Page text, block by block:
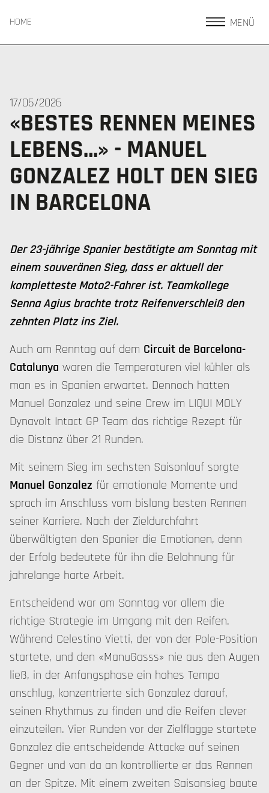
HOME MENÜ
17/05/2026
«BESTES RENNEN MEINES
LEBENS…» - MANUEL
GONZALEZ HOLT DEN SIEG
IN BARCELONA
Der 23-jährige Spanier bestätigte am Sonntag mit
einem souveränen Sieg, dass er aktuell der
kompletteste Moto2-Fahrer ist. Teamkollege
Senna Agius brachte trotz Reifenverschleiß den
zehnten Platz ins Ziel.
Auch am Renntag auf dem Circuit de Barcelona-
Catalunya waren die Temperaturen viel kühler als
man es in Spanien erwartet. Dennoch hatten
Manuel Gonzalez und seine Crew im LIQUI MOLY
Dynavolt Intact GP Team das richtige Rezept für
die Distanz über 21 Runden.
Mit seinem Sieg im sechsten Saisonlauf sorgte
Manuel Gonzalez für emotionale Momente und
sprach im Anschluss vom bislang besten Rennen
seiner Karriere. Nach der Zieldurchfahrt
überwältigten den Spanier die Emotionen, denn
der Erfolg bedeutete für ihn die Belohnung für
jahrelange harte Arbeit.
Entscheidend war am Sonntag vor allem die
richtige Strategie im Umgang mit den Reifen.
Während Celestino Vietti, der von der Pole-Position
startete, und den «ManuGasss» nie aus den Augen
ließ, in der Anfangsphase ein hohes Tempo
anschlug, konzentrierte sich Gonzalez darauf,
seinen Rhythmus zu finden und die Reifen clever
einzuteilen. Vier Runden vor der Zielflagge startete
Gonzalez die entscheidende Attacke auf seinen
Gegner und von da an kontrollierte er das Rennen
an der Spitze. Mit einem zweiten Saisonsieg baute